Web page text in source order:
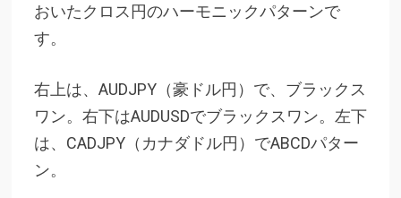
おいたクロス円のハーモニックパターンで
す。
右上は、AUDJPY（豪ドル円）で、ブラックス
ワン。右下はAUDUSDでブラックスワン。左下
は、CADJPY（カナダドル円）でABCDパター
ン。